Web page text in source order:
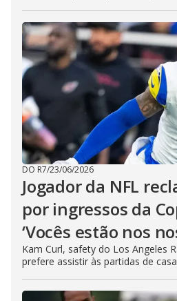
DO R7/23/06/2026
Jogador da NFL
por ingressos da
‘Vocês estão nos
Kam Curl, safety do Los Angeles
prefere assistir às partidas de